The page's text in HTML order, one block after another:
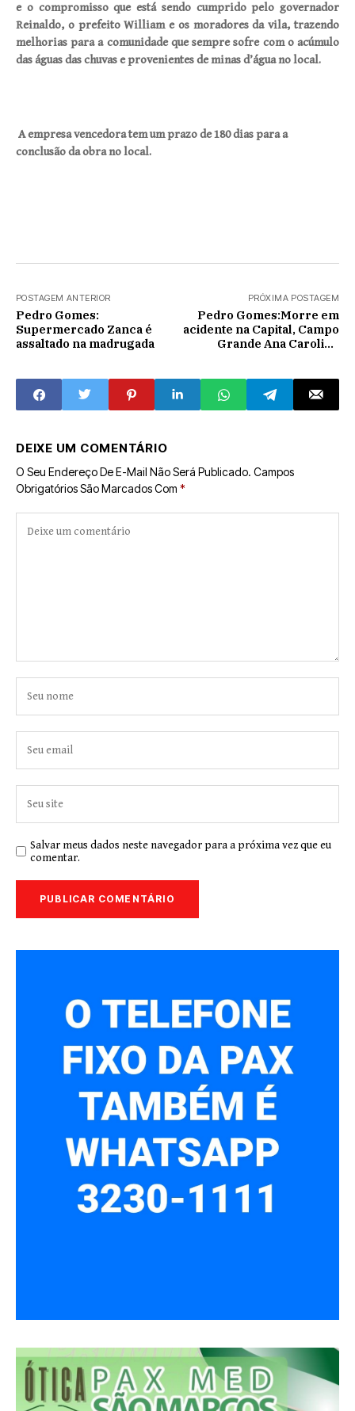
e o compromisso que está sendo cumprido pelo governador
Reinaldo, o prefeito William e os moradores da vila, trazendo
melhorias para a comunidade que sempre sofre com o acúmulo
das águas das chuvas e provenientes de minas d’água no local.
A empresa vencedora tem um prazo de 180 dias para a
conclusão da obra no local.
POSTAGEM ANTERIOR
Pedro Gomes:
Supermercado Zanca é
assaltado na madrugada
PRÓXIMA POSTAGEM
Pedro Gomes:Morre em
acidente na Capital, Campo
Grande Ana Caroline
Banco
DEIXE UM COMENTÁRIO
O Seu Endereço De E-Mail Não Será Publicado. Campos
Obrigatórios São Marcados Com *
Salvar meus dados neste navegador para a próxima vez que eu
comentar.